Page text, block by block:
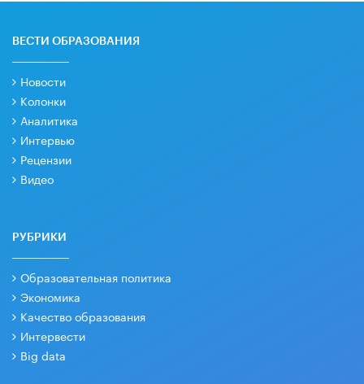
ВЕСТИ ОБРАЗОВАНИЯ
Новости
Колонки
Аналитика
Интервью
Рецензии
Видео
РУБРИКИ
Образовательная политика
Экономика
Качество образования
Интервести
Big data